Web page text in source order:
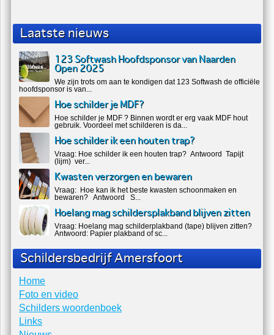
Laatste nieuws
123 Softwash Hoofdsponsor van Naarden
Open 2025
We zijn trots om aan te kondigen dat 123 Softwash de officiële
hoofdsponsor is van...
Hoe schilder je MDF?
Hoe schilder je MDF ? Binnen wordt er erg vaak MDF hout
gebruik. Voordeel met schilderen is da...
Hoe schilder ik een houten trap?
Vraag: Hoe schilder ik een houten trap? Antwoord Tapijt
(lijm) ver...
Kwasten verzorgen en bewaren
Vraag: Hoe kan ik het beste kwasten schoonmaken en
bewaren? Antwoord S...
Hoelang mag schildersplakband blijven zitten
Vraag: Hoelang mag schilderplakband (tape) blijven zitten?
Antwoord: Papier plakband of sc...
Schildersbedrijf Amersfoort
Home
Foto en video
Schilders woordenboek
Links